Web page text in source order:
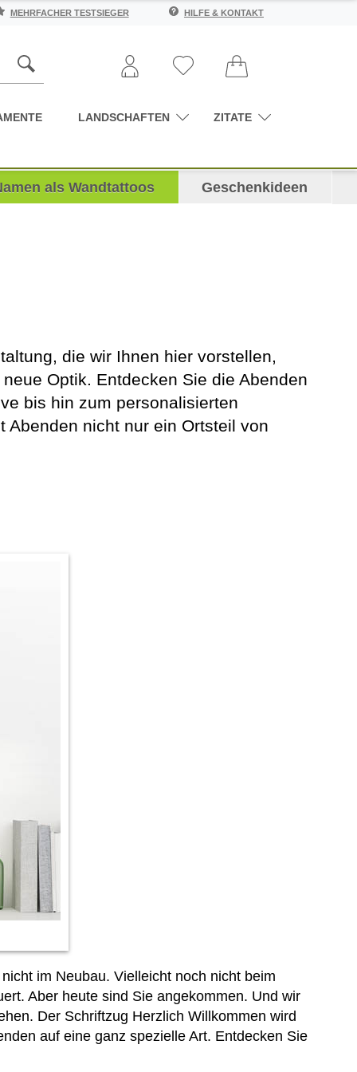
MEHRFACHER TESTSIEGER HILFE & KONTAKT
LANDSCHAFTEN ZITATE
als Wandtattoos Geschenkideen
die wir Ihnen hier vorstellen,
Optik. Entdecken Sie die Abenden
bis hin zum personalisierten
nicht nur ein Ortsteil von
im Neubau. Vielleicht noch nicht beim
Aber heute sind Sie angekommen. Und wir
Der Schriftzug Herzlich Willkommen wird
auf eine ganz spezielle Art. Entdecken Sie